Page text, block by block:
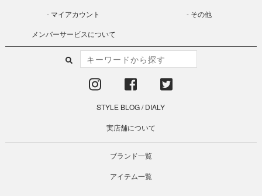
マイアカウント
メンバーサービスについて
その他
STYLE BLOG/DIALY
実店舗について
ブランド一覧
アイテム一覧